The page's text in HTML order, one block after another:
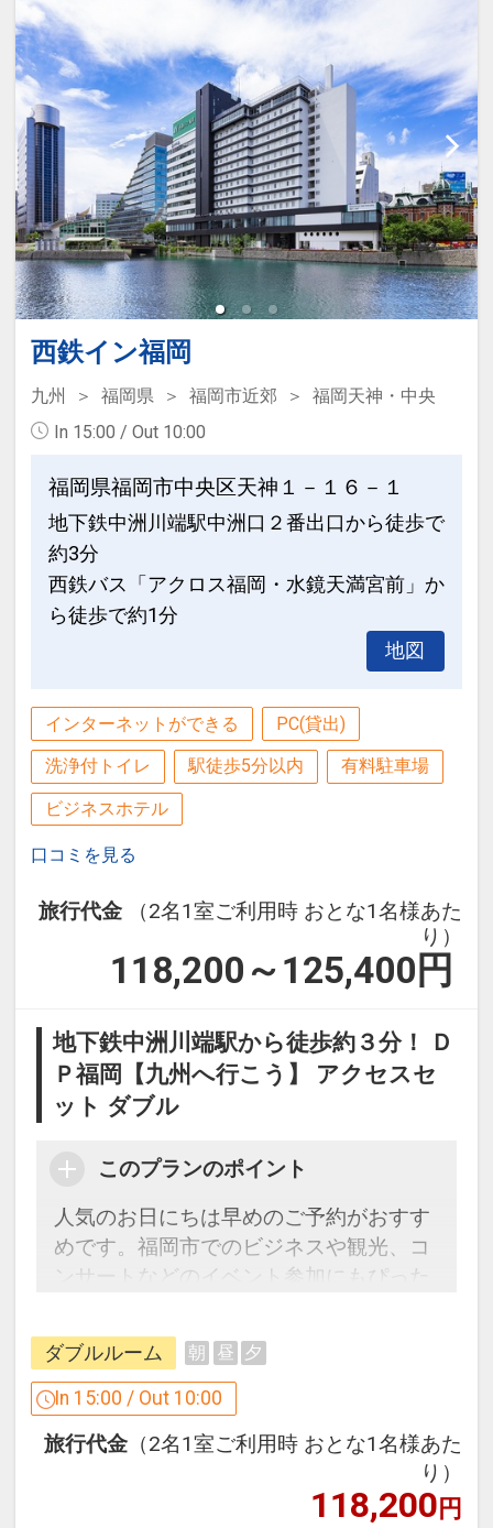
西鉄イン福岡
九州 福岡県 福岡市近郊
福岡天神・中央
In 15:00 / Out 10:00
福岡県福岡市中央区天神１－１６－１
地下鉄中洲川端駅中洲口２番出口から徒歩で
約3分
西鉄バス「アクロス福岡・水鏡天満宮前」か
ら徒歩で約1分
地図
インターネットができる PC(貸出)
洗浄付トイレ 駅徒歩5分以内 有料駐車場
ビジネスホテル
口コミを見る
旅行代金
（2名1室ご利用時 おとな1名様あた
り）
118,200～125,400 円
地下鉄中洲川端駅から徒歩約３分！ Ｄ
Ｐ福岡【九州へ行こう】 アクセスセ
ット ダブル
このプランのポイント
人気のお日にちは早めのご予約がおすす
めです。福岡市でのビジネスや観光、コ
ンサートなどのイベント参加にもぴった
「食事なしプラン」と「朝食付プラン」
をご用意しています。
ン」を掲載しています。
の項目でご確認のうえ、予約にお進
ダブルルーム 朝 昼 夕
In 15:00 / Out 10:00
旅行代金 （2名1室ご利用時 おとな1名様あた
り）
118,200円